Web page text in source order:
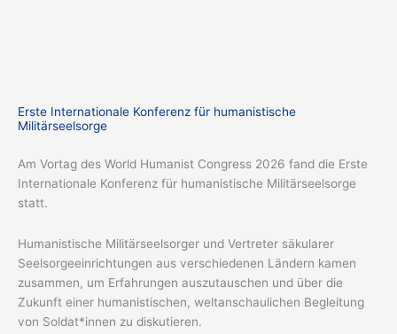
Erste Internationale Konferenz für humanistische
Militärseelsorge
Am Vortag des World Humanist Congress 2026 fand die Erste
Internationale Konferenz für humanistische Militärseelsorge
statt.
Humanistische Militärseelsorger und Vertreter säkularer
Seelsorgeeinrichtungen aus verschiedenen Ländern kamen
zusammen, um Erfahrungen auszutauschen und über die
Zukunft einer humanistischen, weltanschaulichen Begleitung
von Soldat*innen zu diskutieren.